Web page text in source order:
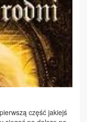
część ja­kiejś